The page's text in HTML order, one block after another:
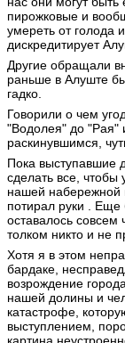
пирожковые и
умереть от голода
дискредитирует
Другие обращали
раньше в Алуште
гадко.
Говорили о чем
"Водолея" до "Рая"
раскинувшимся,
Пока выступавшие
сделать все, чтобы
нашей набережной
потирал руки . Еще
оставалось совсем
толком никто и не
Хотя я в этом
бардаке,
возрождение
нашей долины и
катастрофе,
выступлением,